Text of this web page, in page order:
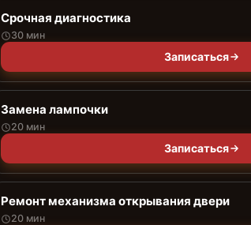
Срочная диагностика
30 мин
Записаться
Замена лампочки
20 мин
Записаться
Ремонт механизма открывания двери
20 мин